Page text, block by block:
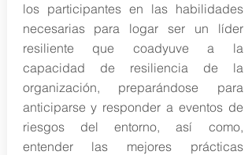
los participantes en las habilidades
necesarias para logar ser un líder
resiliente que coadyuve a la
capacidad de resiliencia de la
organización, preparándose para
anticiparse y responder a eventos de
riesgos del entorno, así como,
entender las mejores prácticas